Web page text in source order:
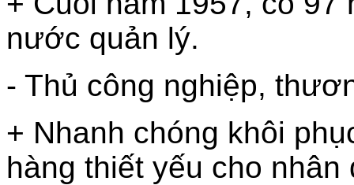
nước quản lý.
- Thủ công nghiệp,
+ Nhanh chóng khôi
hàng thiết yếu cho nhân